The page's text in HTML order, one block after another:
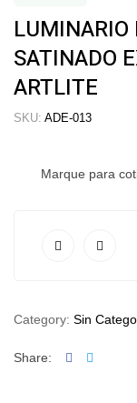
LUMINARIO
SATINADO
ARTLITE
SKU: ADE-013
Marque para
Category: Sin
Share: Facebook